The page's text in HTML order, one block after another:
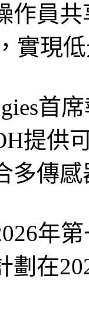
作員
實現
首
提供
多傳
年
劃在